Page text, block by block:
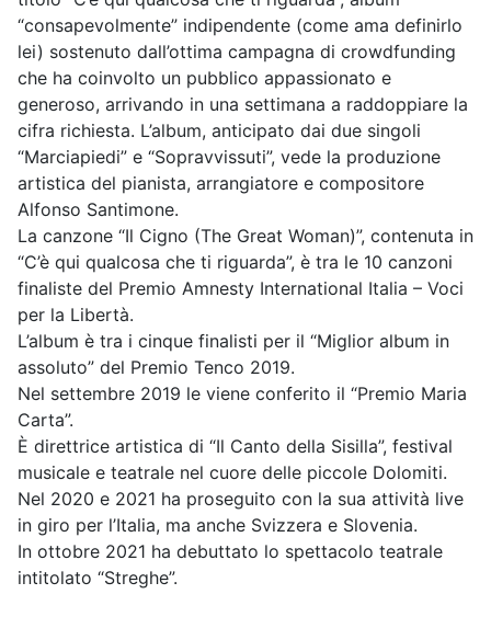
“consapevolmente” indipendente (come ama definirlo
lei) sostenuto dall’ottima campagna di crowdfunding
che ha coinvolto un pubblico appassionato e
generoso, arrivando in una settimana a raddoppiare la
cifra richiesta. L’album, anticipato dai due singoli
“Marciapiedi” e “Sopravvissuti”, vede la produzione
artistica del pianista, arrangiatore e compositore
Alfonso Santimone.
La canzone “Il Cigno (The Great Woman)”, contenuta in
“C’è qui qualcosa che ti riguarda”, è tra le 10 canzoni
finaliste del Premio Amnesty International Italia – Voci
per la Libertà.
L’album è tra i cinque finalisti per il “Miglior album in
assoluto” del Premio Tenco 2019.
Nel settembre 2019 le viene conferito il “Premio Maria
Carta”.
È direttrice artistica di “Il Canto della Sisilla”, festival
musicale e teatrale nel cuore delle piccole Dolomiti.
Nel 2020 e 2021 ha proseguito con la sua attività live
in giro per l’Italia, ma anche Svizzera e Slovenia.
In ottobre 2021 ha debuttato lo spettacolo teatrale
intitolato “Streghe”.